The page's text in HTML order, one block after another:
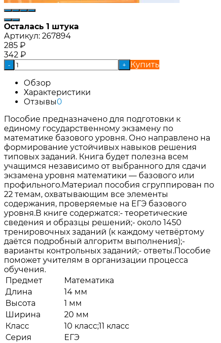
Осталась 1 штука
Артикул: 267894
285 ₽
342 ₽
- +
Купить
Обзор
Характеристики
Отзывы0
Пособие предназначено для подготовки к
единому государственному экзамену по
математике базового уровня. Оно направлено на
формирование устойчивых навыков решения
типовых заданий. Книга будет полезна всем
учащимся независимо от выбранного для сдачи
экзамена уровня математики — базового или
профильного.Материал пособия сгруппирован по
22 темам, охватывающим все элементы
содержания, проверяемые на ЕГЭ базового
уровня.В книге содержатся:- теоретические
сведения и образцы решений;- около 1450
тренировочных заданий (к каждому четвёртому
даётся подробный алгоритм выполнения);-
варианты контрольных заданий;- ответы.Пособие
поможет учителям в организации процесса
обучения.
Предмет
Математика
Длина
14 мм
Высота
1 мм
Ширина
20 мм
Класс
10 класс;11 класс
Серия
ЕГЭ